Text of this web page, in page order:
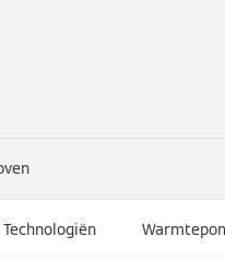
Technologiën